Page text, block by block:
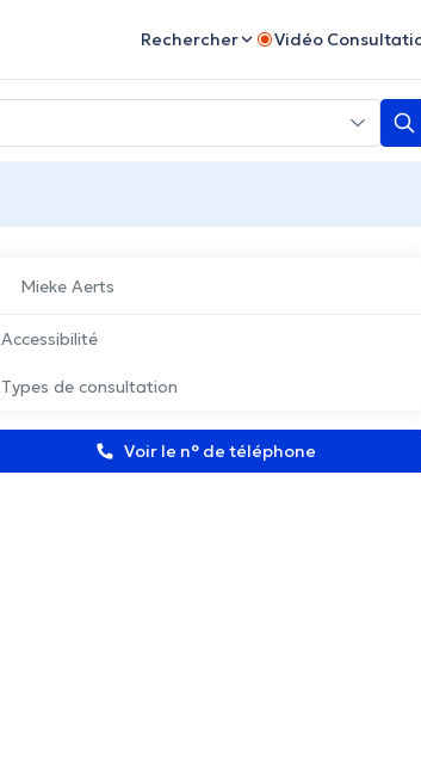
Rechercher Vidéo
Mieke Aerts
Accessibilité
Types de consultation
Voir le n° de téléphone